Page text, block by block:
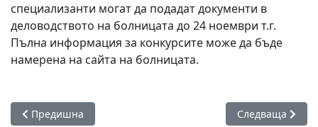
специализанти могат да подадат документи в
деловодството на болницата до 24 ноември т.г.
Пълна информация за конкурсите може да бъде
намерена на сайта на болницата.
Предишна статия: Предстои петото издание на Есенен
Предишна Следваща
Следваща